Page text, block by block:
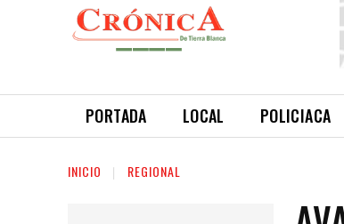
PORTADA LOCAL POLICIACA
INICIO REGIONAL